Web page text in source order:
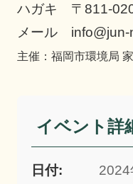
ハガキ 〒811-
メール info@jun-
主催：福岡市環境局
イベント詳
日付: